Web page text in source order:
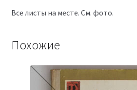
Все листы на месте. См. фото.
Похожие